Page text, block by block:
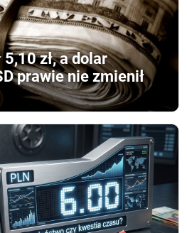
zł, a dolar
prawie nie zmienił